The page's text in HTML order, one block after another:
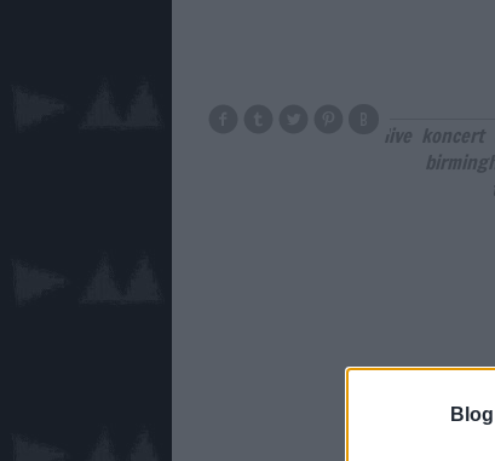
live koncert